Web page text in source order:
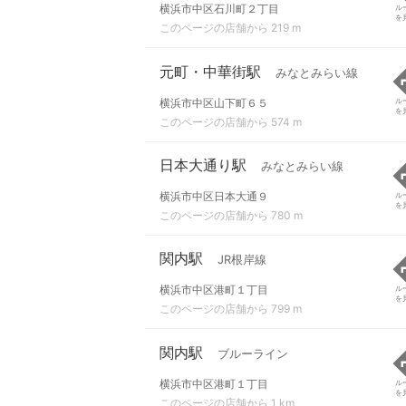
横浜市中区石川町２丁目
このページの店舗から 219 m
ル
を
元町・中華街駅 みなとみらい線
横浜市中区山下町６５
このページの店舗から 574 m
ル
を
日本大通り駅 みなとみらい線
横浜市中区日本大通９
このページの店舗から 780 m
ル
を
関内駅 JR根岸線
横浜市中区港町１丁目
このページの店舗から 799 m
ル
を
関内駅 ブルーライン
横浜市中区港町１丁目
このページの店舗から 1 km
ル
を